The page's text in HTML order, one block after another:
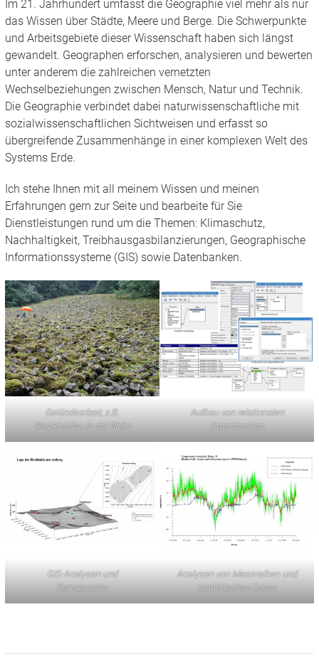
Im 21. Jahrhundert umfasst die Geographie viel mehr als nur
das Wissen über Städte, Meere und Berge. Die Schwerpunkte
und Arbeitsgebiete dieser Wissenschaft haben sich längst
gewandelt. Geographen erforschen, analysieren und bewerten
unter anderem die zahlreichen vernetzten
Wechselbeziehungen zwischen Mensch, Natur und Technik.
Die Geographie verbindet dabei naturwissenschaftliche mit
sozialwissenschaftlichen Sichtweisen und erfasst so
übergreifende Zusammenhänge in einer komplexen Welt des
Systems Erde.
Ich stehe Ihnen mit all meinem Wissen und meinen
Erfahrungen gern zur Seite und bearbeite für Sie
Dienstleistungen rund um die Themen: Klimaschutz,
Nachhaltigkeit, Treibhausgasbilanzierungen, Geographische
Informationssysteme (GIS) sowie Datenbanken.
Geländearbeit, z.B.
Blockhalden in der Rhön
Aufbau von relationalen
Datenbanken
GIS-Analysen und
Kartographie
Analysen von Messreihen und
statistischen Daten